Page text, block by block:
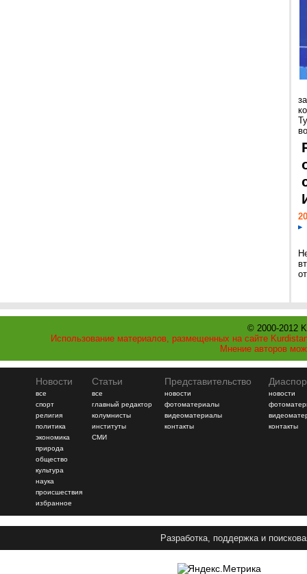
© 2000-2012
Использование материалов, размещенных на сайте
Мнение авторов
Новости
все
спорт
религия
политика
экономика
природа
общество
культура
наука
происшествия
избранное
Статьи
все
главный редактор
колумнисты
институты
СМИ
Представительство
новости
фотоматериалы
видеоматериалы
контакты
новости
контакты
Разработка, поддержка и